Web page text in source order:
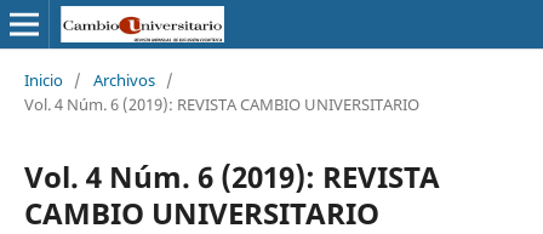
Inicio / Archivos /
Vol. 4 Núm. 6 (2019): REVISTA CAMBIO UNIVERSITARIO
Vol. 4 Núm. 6 (2019): REVISTA
CAMBIO UNIVERSITARIO